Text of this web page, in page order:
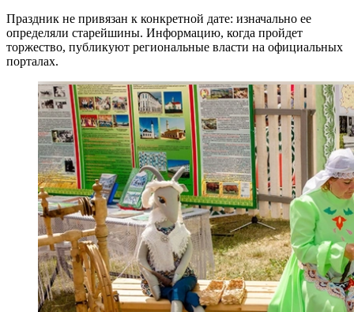
Праздник не привязан к конкретной дате: изначально ее
определяли старейшины. Информацию, когда пройдет
торжество, публикуют региональные власти на официальных
порталах.